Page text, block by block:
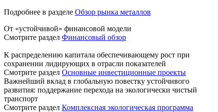
Подробнее в разделе Обзор рынка металлов
От «устойчивой» финансовой модели
Смотрите раздел Финансовый обзор
К распределению капитала обеспечивающему рост при
сохранении лидирующих в отрасли показателей
Смотрите раздел Основные инвестиционные проекты
Важнейший вклад в глобальную повестку устойчивого
развития: поддержание перехода на экологически чистый
транспорт
Смотрите раздел Комплексная экологическая программа